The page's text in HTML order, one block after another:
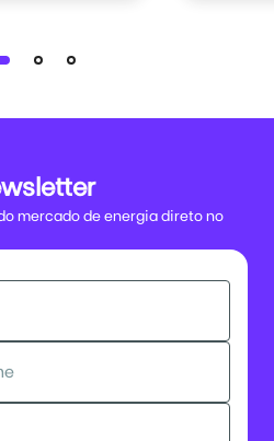
mercado de energia direto no